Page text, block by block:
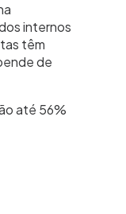
internos
têm
de
até 56%